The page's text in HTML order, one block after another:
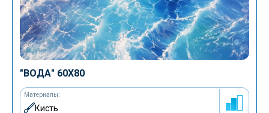
"ВОДА" 60Х80
Материалы:
Кисть